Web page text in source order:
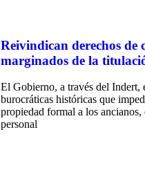
Reivindican derechos de
marginados de la
El Gobierno, a través del Indert,
burocráticas históricas que
propiedad formal a los ancianos,
personal